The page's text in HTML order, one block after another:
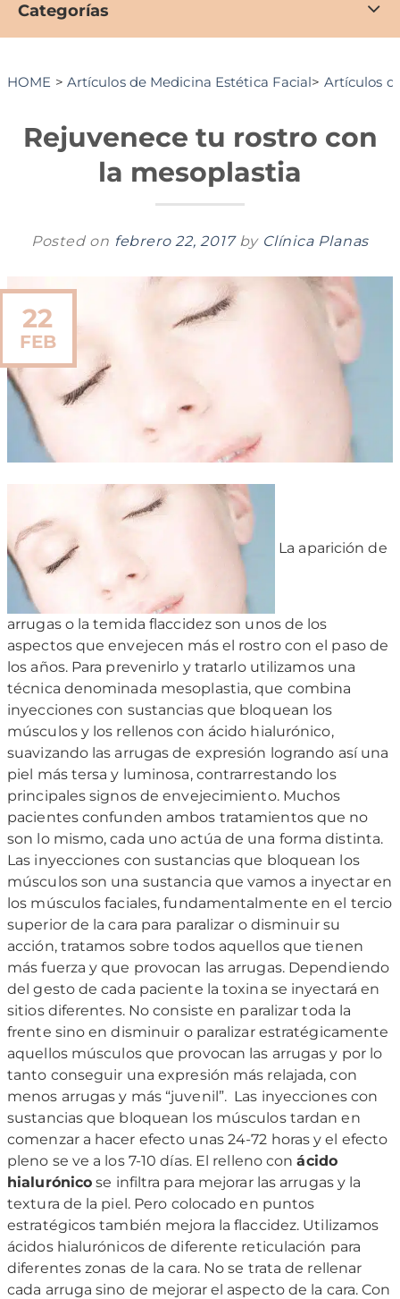
Categorías
HOME > Artículos de Medicina Estética Facial> Artículos
Rejuvenece tu rostro con
la mesoplastia
Posted on febrero 22, 2017 by Clínica Planas
22
FEB
La aparición de
arrugas o la temida flaccidez son unos de los
aspectos que envejecen más el rostro con el paso de
los años. Para prevenirlo y tratarlo utilizamos una
técnica denominada mesoplastia, que combina
inyecciones con sustancias que bloquean los
músculos y los rellenos con ácido hialurónico,
suavizando las arrugas de expresión logrando así una
piel más tersa y luminosa, contrarrestando los
principales signos de envejecimiento. Muchos
pacientes confunden ambos tratamientos que no
son lo mismo, cada uno actúa de una forma distinta.
Las inyecciones con sustancias que bloquean los
músculos son una sustancia que vamos a inyectar en
los músculos faciales, fundamentalmente en el tercio
superior de la cara para paralizar o disminuir su
acción, tratamos sobre todos aquellos que tienen
más fuerza y que provocan las arrugas. Dependiendo
del gesto de cada paciente la toxina se inyectará en
sitios diferentes. No consiste en paralizar toda la
frente sino en disminuir o paralizar estratégicamente
aquellos músculos que provocan las arrugas y por lo
tanto conseguir una expresión más relajada, con
menos arrugas y más “juvenil”. Las inyecciones con
sustancias que bloquean los músculos tardan en
comenzar a hacer efecto unas 24-72 horas y el efecto
pleno se ve a los 7-10 días. El relleno conácido
hialurónico se infiltra para mejorar las arrugas y la
textura de la piel. Pero colocado en puntos
estratégicos también mejora la flaccidez. Utilizamos
ácidos hialurónicos de diferente reticulación para
diferentes zonas de la cara. No se trata de rellenar
cada arruga sino de mejorar el aspecto de la cara. Con